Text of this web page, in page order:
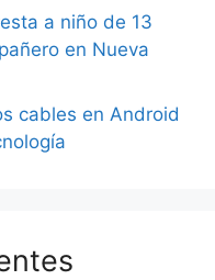
a niño de 13
en Nueva
cables en Android